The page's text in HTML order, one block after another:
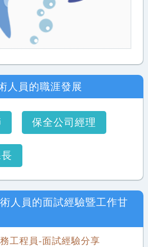
人員 的職涯發展
保全公司經理
人員 的面試經驗暨工作甘
工程員-面試經驗分享